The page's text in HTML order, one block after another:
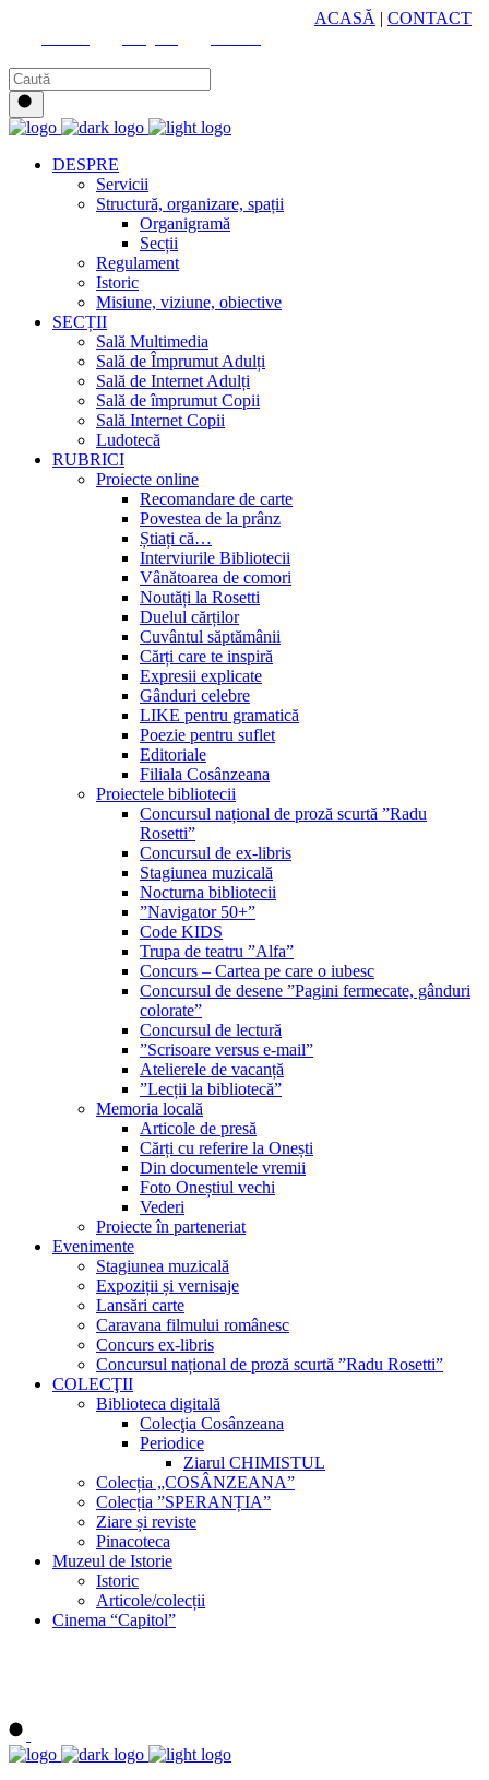
ACASĂ | CONTACT
DESPRE
Servicii
Structură, organizare, spații
Organigramă
Secții
Regulament
Istoric
Misiune, viziune, obiective
SECȚII
Sală Multimedia
Sală de Împrumut Adulți
Sală de Internet Adulți
Sală de împrumut Copii
Sală Internet Copii
Ludotecă
RUBRICI
Proiecte online
Recomandare de carte
Povestea de la prânz
Știați că…
Interviurile Bibliotecii
Vânătoarea de comori
Noutăți la Rosetti
Duelul cărților
Cuvântul săptămânii
Cărți care te inspiră
Expresii explicate
Gânduri celebre
LIKE pentru gramatică
Poezie pentru suflet
Editoriale
Filiala Cosânzeana
Proiectele bibliotecii
Concursul național de proză scurtă ”Radu
Rosetti”
Concursul de ex-libris
Stagiunea muzicală
Nocturna bibliotecii
”Navigator 50+”
Code KIDS
Trupa de teatru ”Alfa”
Concurs – Cartea pe care o iubesc
Concursul de desene ”Pagini fermecate, gânduri
colorate”
Concursul de lectură
”Scrisoare versus e-mail”
Atelierele de vacanță
”Lecții la bibliotecă”
Memoria locală
Articole de presă
Cărți cu referire la Onești
Din documentele vremii
Foto Oneștiul vechi
Vederi
Proiecte în parteneriat
Evenimente
Stagiunea muzicală
Expoziții și vernisaje
Lansări carte
Caravana filmului românesc
Concurs ex-libris
Concursul național de proză scurtă ”Radu Rosetti”
COLECŢII
Biblioteca digitală
Colecţia Cosânzeana
Periodice
Ziarul CHIMISTUL
Colecția „COSÂNZEANA”
Colecția ”SPERANȚIA”
Ziare și reviste
Pinacoteca
Muzeul de Istorie
Istoric
Articole/colecții
Cinema “Capitol”